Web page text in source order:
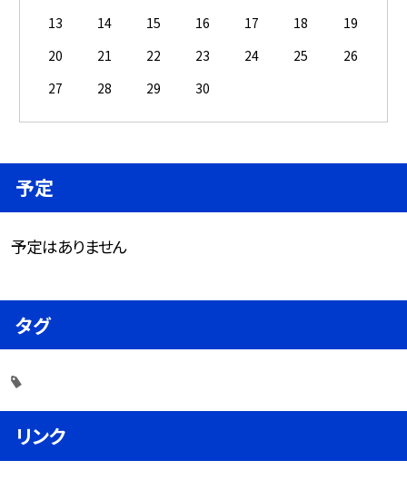
13
14 15 16 17 18
19
20
21 22 23 24 25
26
27
28 29 30
予定
予定はありません
タグ
リンク